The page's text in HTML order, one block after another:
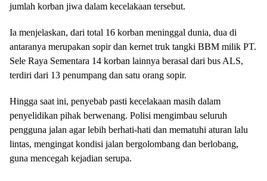
jumlah korban jiwa dalam kecelakaan tersebut.
Ia menjelaskan, dari total 16 korban meninggal dunia, dua di
antaranya merupakan sopir dan kernet truk tangki BBM milik PT.
Sele Raya Sementara 14 korban lainnya berasal dari bus ALS,
terdiri dari 13 penumpang dan satu orang sopir.
Hingga saat ini, penyebab pasti kecelakaan masih dalam
penyelidikan pihak berwenang. Polisi mengimbau seluruh
pengguna jalan agar lebih berhati-hati dan mematuhi aturan lalu
lintas, mengingat kondisi jalan bergolombang dan berlobang,
guna mencegah kejadian serupa.